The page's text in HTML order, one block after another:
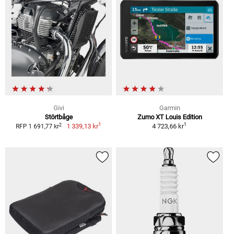
Givi
Störtbåge
RFP 1 691,77 kr2 1 339,13 kr1
Garmin
Zumo XT Louis Edition
4 723,66 kr1